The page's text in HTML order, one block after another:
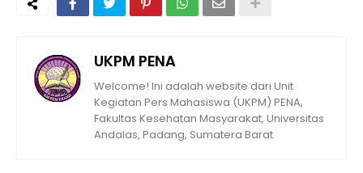
UKPM PENA
Welcome! Ini adalah website dari Unit
Kegiatan Pers Mahasiswa (UKPM) PENA,
Fakultas Kesehatan Masyarakat, Universitas
Andalas, Padang, Sumatera Barat